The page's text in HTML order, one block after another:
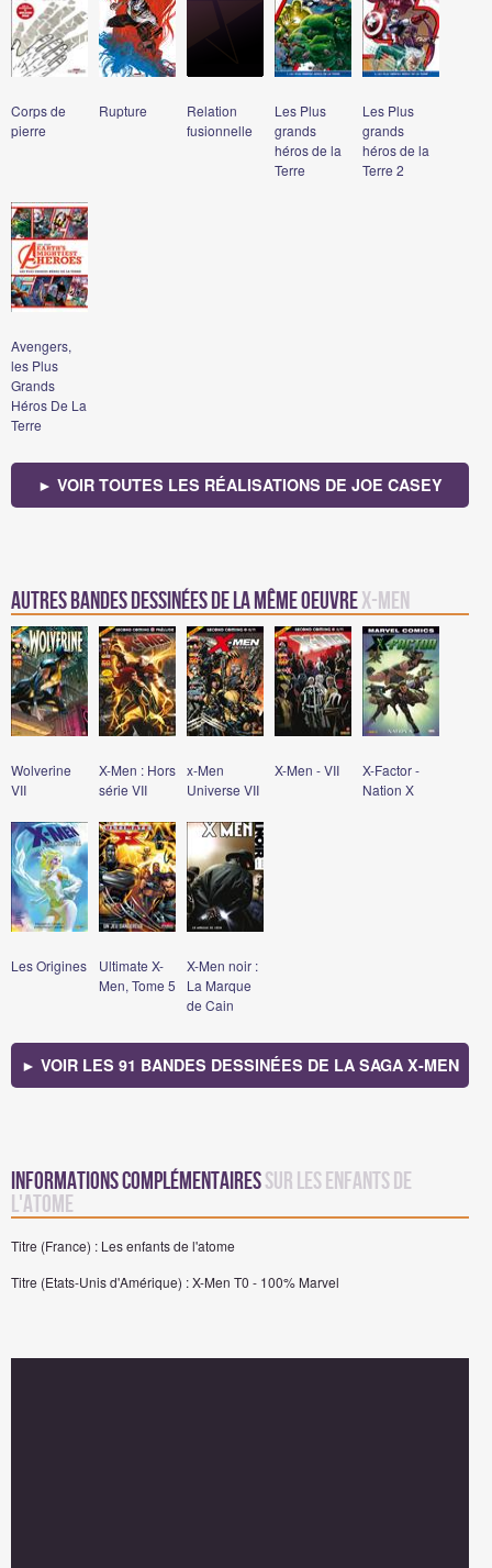
Corps de
pierre
Rupture
Relation
fusionnelle
Les Plus
grands
héros de la
Terre
Les Plus
grands
héros de la
Terre 2
Avengers,
les Plus
Grands
Héros De La
Terre
► VOIR TOUTES LES RÉALISATIONS DE JOE CASEY
Autres bandes dessinées de la même oeuvreX-Men
Wolverine
VII
X-Men : Hors
série VII
x-Men
Universe VII
X-Men - VII
X-Factor -
Nation X
Les Origines
Ultimate X-
Men, Tome 5
X-Men noir :
La Marque
de Cain
► VOIR LES 91 BANDES DESSINÉES DE LA SAGA X-MEN
Informations complémentairessur Les enfants de
l'atome
Titre (France) : Les enfants de l'atome
Titre (Etats-Unis d'Amérique) : X-Men T0 - 100% Marvel